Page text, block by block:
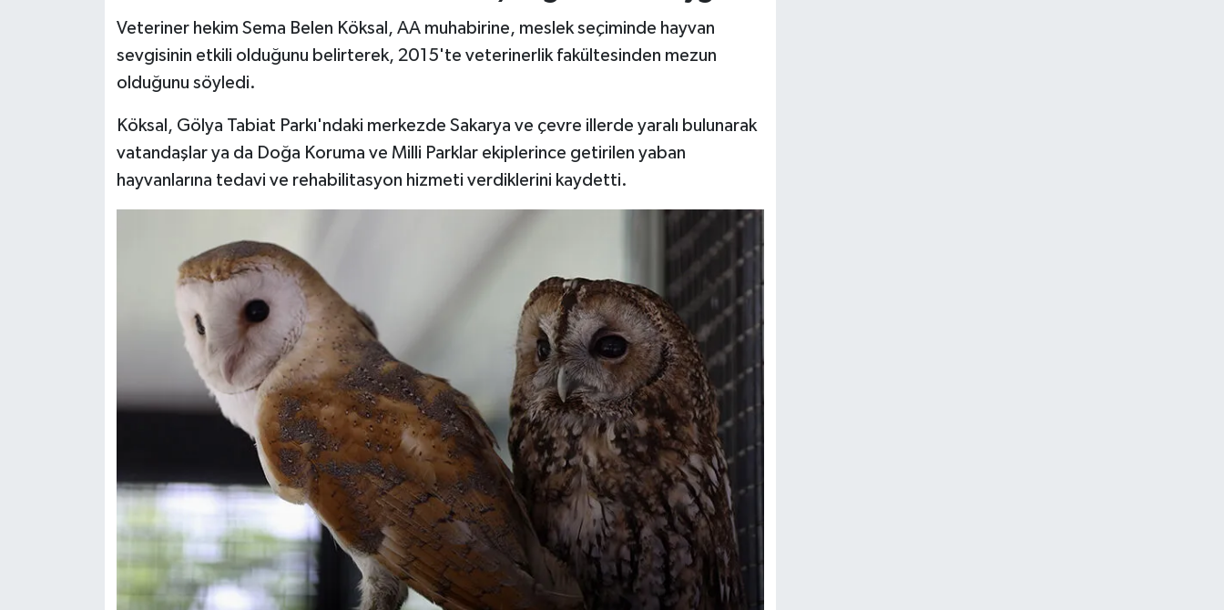
Veteriner hekim Sema Belen Köksal, AA muhabirine, meslek seçiminde hayvan
sevgisinin etkili olduğunu belirterek, 2015'te veterinerlik fakültesinden mezun
olduğunu söyledi.
Köksal, Gölya Tabiat Parkı'ndaki merkezde Sakarya ve çevre illerde yaralı bulunarak
vatandaşlar ya da Doğa Koruma ve Milli Parklar ekiplerince getirilen yaban
hayvanlarına tedavi ve rehabilitasyon hizmeti verdiklerini kaydetti.